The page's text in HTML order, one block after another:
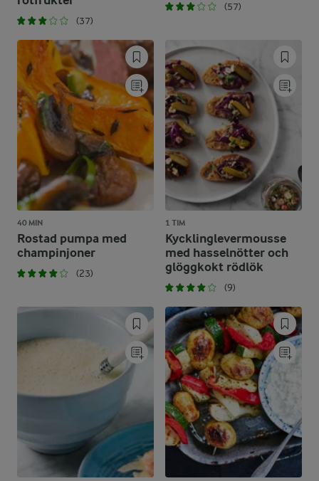
(37)
(57)
40 MIN
Rostad pumpa med
champinjoner
(23)
1 TIM
Kycklinglevermousse
med hasselnötter och
glöggkokt rödlök
(9)